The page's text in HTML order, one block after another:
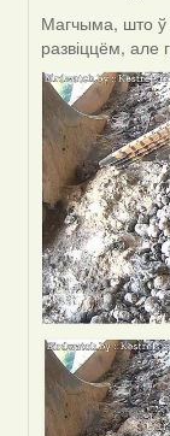
Магчыма, што ў
развіццём, але